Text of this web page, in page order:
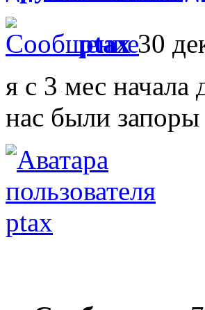
ptax30
я с 3 мес начала
нас были запоры
ptax